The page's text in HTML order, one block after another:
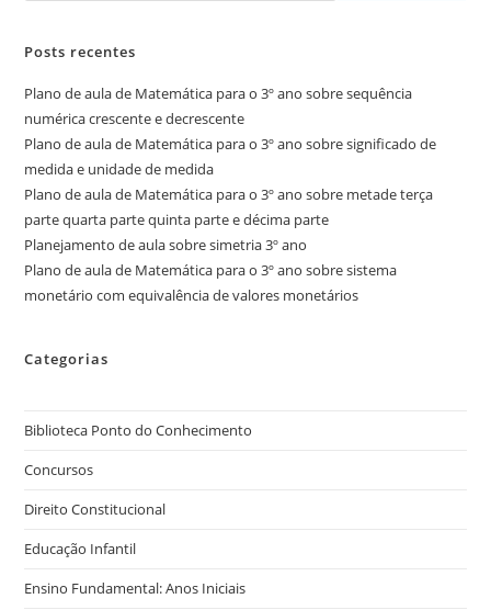
Posts recentes
Plano de aula de Matemática para o 3º ano sobre sequência
numérica crescente e decrescente
Plano de aula de Matemática para o 3º ano sobre significado de
medida e unidade de medida
Plano de aula de Matemática para o 3º ano sobre metade terça
parte quarta parte quinta parte e décima parte
Planejamento de aula sobre simetria 3º ano
Plano de aula de Matemática para o 3º ano sobre sistema
monetário com equivalência de valores monetários
Categorias
Biblioteca Ponto do Conhecimento
Concursos
Direito Constitucional
Educação Infantil
Ensino Fundamental: Anos Iniciais